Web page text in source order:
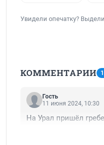
Увидели опечатку?
КОММЕНТАРИИ 1
Гость
11 июня 2024, 10:30
На Урал пришёл